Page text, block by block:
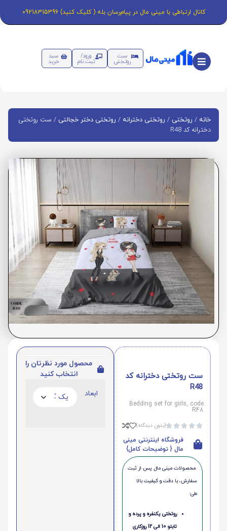
کانال ارتباطی با مینی مال در پیام‌رسان بله ( کلیک کنید) 09218315396
ست
روتختی
ورود/
ثبت نام
سبد
خرید
خانه / روتختی / روتختی دخترانه / روتختی دختر خجالتی / ست روتختی
دخترانه کد R48
ست روتختی دخترانه کد
R48
Bedding set for girls, code
R48




(بدون دیدگاه)
فروشگاه اینترنتی مینی
مال { توضیحات کامل}
محصولات مینی‌ مال پس از ثبت
سفارش، با دقت و کیفیت بالا
طی:
روتختی یکنفره و پرده و
تابلو 10 الی 12 روزکاری
محصول مورد نظرتان را
انتخاب کنید
ابعاد